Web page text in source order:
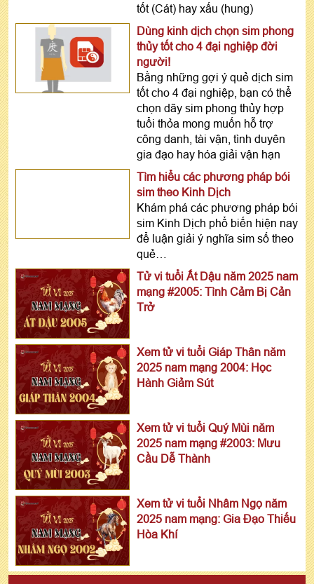
tốt (Cát) hay xấu (hung)
Dùng kinh dịch chọn sim phong
thủy tốt cho 4 đại nghiệp đời
người!
Bằng những gợi ý quẻ dịch sim
tốt cho 4 đại nghiệp, bạn có thể
chọn dãy sim phong thủy hợp
tuổi thỏa mong muốn hỗ trợ
công danh, tài vận, tình duyên
gia đạo hay hóa giải vận hạn
Tìm hiểu các phương pháp bói
sim theo Kinh Dịch
Khám phá các phương pháp bói
sim Kinh Dịch phổ biến hiện nay
để luận giải ý nghĩa sim số theo
quẻ…
Tử vi tuổi Ất Dậu năm 2025 nam
mạng #2005: Tình Cảm Bị Cản
Trở
Xem tử vi tuổi Giáp Thân năm
2025 nam mạng 2004: Học
Hành Giảm Sút
Xem tử vi tuổi Quý Mùi năm
2025 nam mạng #2003: Mưu
Cầu Dễ Thành
Xem tử vi tuổi Nhâm Ngọ năm
2025 nam mạng: Gia Đạo Thiếu
Hòa Khí